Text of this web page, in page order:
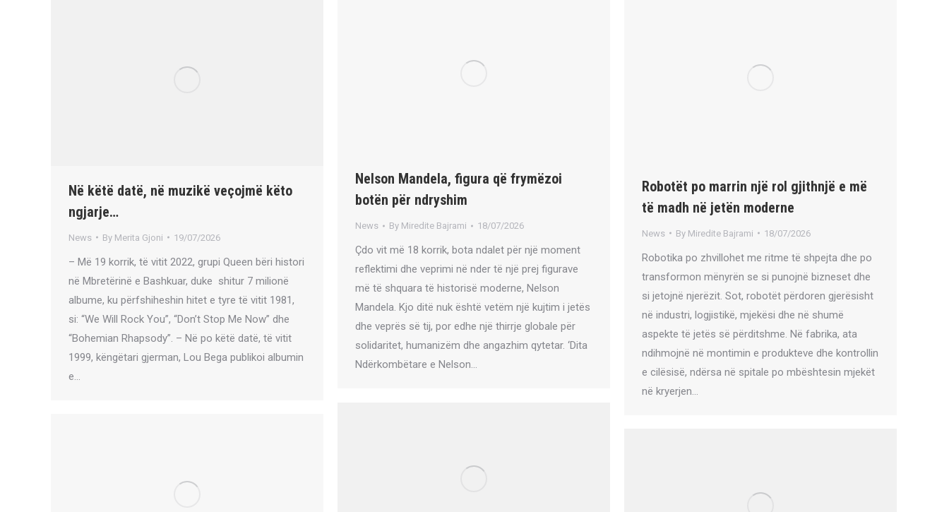
Në këtë datë, në muzikë veçojmë këto
ngjarje…
News By Merita Gjoni 19/07/2026
– Më 19 korrik, të vitit 2022, grupi Queen bëri histori
në Mbretërinë e Bashkuar, duke shitur 7 milionë
albume, ku përfshiheshin hitet e tyre të vitit 1981,
si: “We Will Rock You”, “Don’t Stop Me Now” dhe
“Bohemian Rhapsody”. – Në po këtë datë, të vitit
1999, këngëtari gjerman, Lou Bega publikoi albumin
e…
Nelson Mandela, figura që frymëzoi
botën për ndryshim
News By Miredite Bajrami 18/07/2026
Çdo vit më 18 korrik, bota ndalet për një moment
reflektimi dhe veprimi në nder të një prej figurave
më të shquara të historisë moderne, Nelson
Mandela. Kjo ditë nuk është vetëm një kujtim i jetës
dhe veprës së tij, por edhe një thirrje globale për
solidaritet, humanizëm dhe angazhim qytetar. ‘Dita
Ndërkombëtare e Nelson…
Robotët po marrin një rol gjithnjë e më
të madh në jetën moderne
News By Miredite Bajrami 18/07/2026
Robotika po zhvillohet me ritme të shpejta dhe po
transformon mënyrën se si punojnë bizneset dhe
si jetojnë njerëzit. Sot, robotët përdoren gjerësisht
në industri, logjistikë, mjekësi dhe në shumë
aspekte të jetës së përditshme. Në fabrika, ata
ndihmojnë në montimin e produkteve dhe kontrollin
e cilësisë, ndërsa në spitale po mbështesin mjekët
në kryerjen…